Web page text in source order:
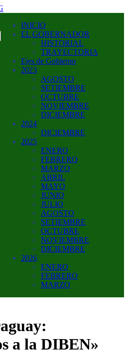
2023
INICIO
EL GOBERNADOR
HISTORIAL
TRAYECTORIA
Ejes de Gobierno
2023
AGOSTO
SETIEMBRE
OCTUBRE
NOVIEMBRE
DICIEMBRE
2024
DICIEMBRE
2025
ENERO
FEBRERO
MARZO
ABRIL
MAYO
JUNIO
JULIO
AGOSTO
SETIEMBRE
OCTUBRE
NOVIEMBRE
DICIEMBRE
2026
ENERO
FEBRERO
MARZO
a la DIBEN»